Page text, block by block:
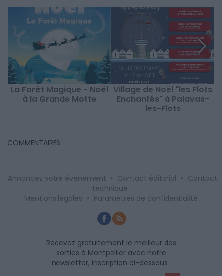
La Forêt Magique - Noël
à la Grande Motte
Village de Noël "les Flots
Enchantés" à Palavas-
les-Flots
COMMENTAIRES
Annoncez votre événement • Contact éditorial • Contact
technique
Mentions légales • Paramètres de confidentialité
Recevez gratuitement le meilleur des
sorties à Montpellier avec notre
newsletter, inscription ci-dessous :